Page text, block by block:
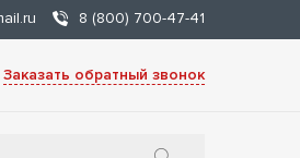
8 (800) 700-47-41
Заказать обратный звонок